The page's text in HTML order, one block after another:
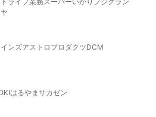
ンズアストロプロダクツDCM
はるやま サカゼン